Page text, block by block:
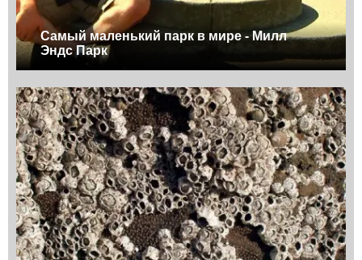
Самый маленький парк в мире - Милл
Эндс Парк